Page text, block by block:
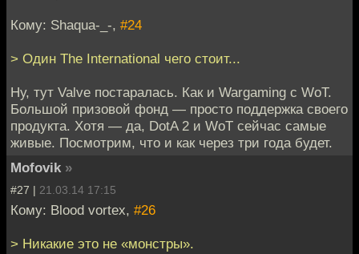
Кому: Shaqua-_-, #24
> Один The International чего стоит...
Ну, тут Valve постаралась. Как и Wargaming с WoT.
Большой призовой фонд — просто поддержка своего
продукта. Хотя — да, DotA 2 и WoT сейчас самые
живые. Посмотрим, что и как через три года будет.
Mofovik »
#27 | 21.03.14 17:15
Кому: Blood vortex, #26
> Никакие это не «монстры».